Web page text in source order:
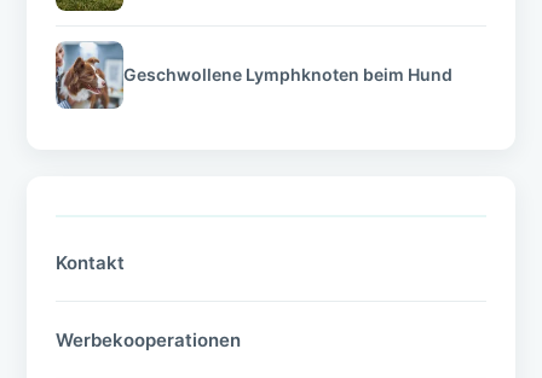
Geschwollene Lymphknoten beim Hund
Kontakt
Werbekooperationen